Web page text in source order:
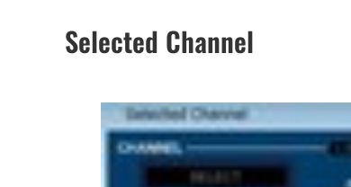
Selected Channel